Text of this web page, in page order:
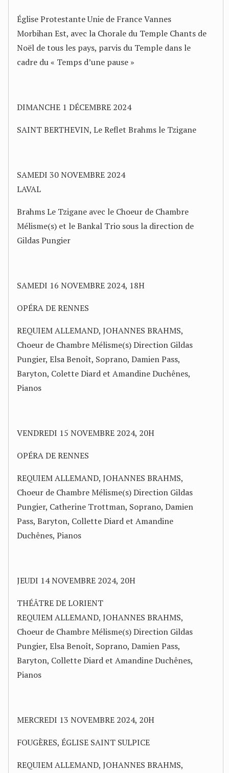
Église Protestante Unie de France Vannes
Morbihan Est, avec la Chorale du Temple Chants de
Noël de tous les pays, parvis du Temple dans le
cadre du « Temps d’une pause »
DIMANCHE 1 DÉCEMBRE 2024
SAINT BERTHEVIN, Le Reflet Brahms le Tzigane
SAMEDI 30 NOVEMBRE 2024
LAVAL
Brahms Le Tzigane avec le Choeur de Chambre
Mélisme(s) et le Bankal Trio sous la direction de
Gildas Pungier
SAMEDI 16 NOVEMBRE 2024, 18H
OPÉRA DE RENNES
REQUIEM ALLEMAND, JOHANNES BRAHMS,
Choeur de Chambre Mélisme(s) Direction Gildas
Pungier, Elsa Benoît, Soprano, Damien Pass,
Baryton, Colette Diard et Amandine Duchênes,
Pianos
VENDREDI 15 NOVEMBRE 2024, 20H
OPÉRA DE RENNES
REQUIEM ALLEMAND, JOHANNES BRAHMS,
Choeur de Chambre Mélisme(s) Direction Gildas
Pungier, Catherine Trottman, Soprano, Damien
Pass, Baryton, Collette Diard et Amandine
Duchênes, Pianos
JEUDI 14 NOVEMBRE 2024, 20H
THÉÂTRE DE LORIENT
REQUIEM ALLEMAND, JOHANNES BRAHMS,
Choeur de Chambre Mélisme(s) Direction Gildas
Pungier, Elsa Benoît, Soprano, Damien Pass,
Baryton, Collette Diard et Amandine Duchênes,
Pianos
MERCREDI 13 NOVEMBRE 2024, 20H
FOUGÈRES, ÉGLISE SAINT SULPICE
REQUIEM ALLEMAND, JOHANNES BRAHMS,